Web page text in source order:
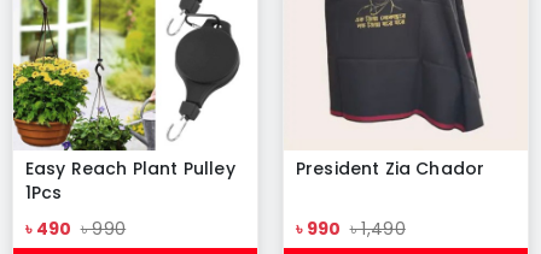
Easy Reach Plant Pulley
1Pcs
৳ 490 ৳ 990
President Zia Chador
৳ 990 ৳ 1,490